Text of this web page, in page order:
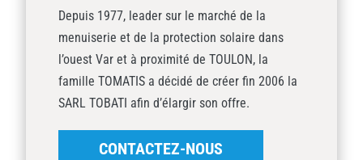
Depuis 1977, leader sur le marché de la
menuiserie et de la protection solaire dans
l’ouest Var et à proximité de TOULON, la
famille TOMATIS a décidé de créer fin 2006 la
SARL TOBATI afin d’élargir son offre.
CONTACTEZ-NOUS